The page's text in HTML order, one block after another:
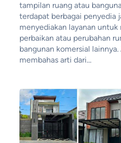
tampilan ruang atau
terdapat berbagai penyedia
menyediakan layanan
perbaikan atau perubahan
bangunan komersial
membahas arti dari…